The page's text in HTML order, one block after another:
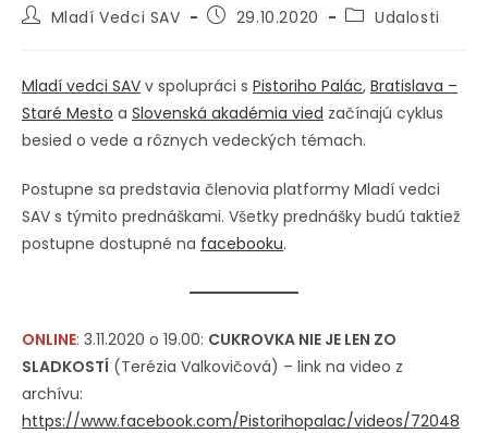
PostMladí Vedci SAV
Post29.10.2020
PostUdalosti
Mladí vedci SAV v spolupráci s Pistoriho Palác, Bratislava –
Staré Mesto a Slovenská akadémia vied začínajú cyklus
besied o vede a rôznych vedeckých témach.
Postupne sa predstavia členovia platformy Mladí vedci
SAV s týmito prednáškami. Všetky prednášky budú taktiež
postupne dostupné na facebooku.
ONLINE: 3.11.2020 o 19.00: CUKROVKA NIE JE LEN ZO
SLADKOSTÍ (Terézia Valkovičová) – link na video z
archívu:
https://www.facebook.com/Pistorihopalac/videos/72048